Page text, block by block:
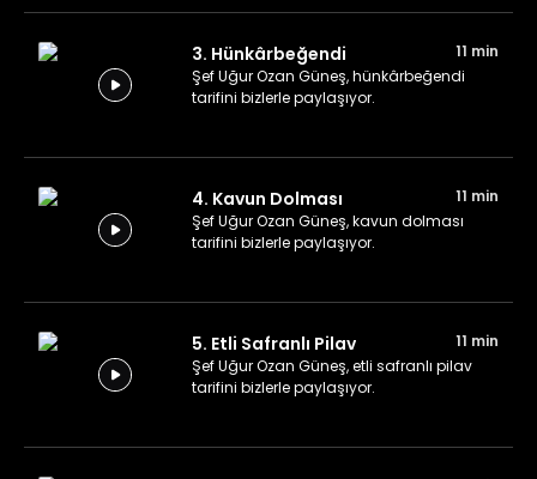
3. Hünkârbeğendi
11 min
Şef Uğur Ozan Güneş, hünkârbeğendi
tarifini bizlerle paylaşıyor.
4. Kavun Dolması
11 min
Şef Uğur Ozan Güneş, kavun dolması
tarifini bizlerle paylaşıyor.
5. Etli Safranlı Pilav
11 min
Şef Uğur Ozan Güneş, etli safranlı pilav
tarifini bizlerle paylaşıyor.